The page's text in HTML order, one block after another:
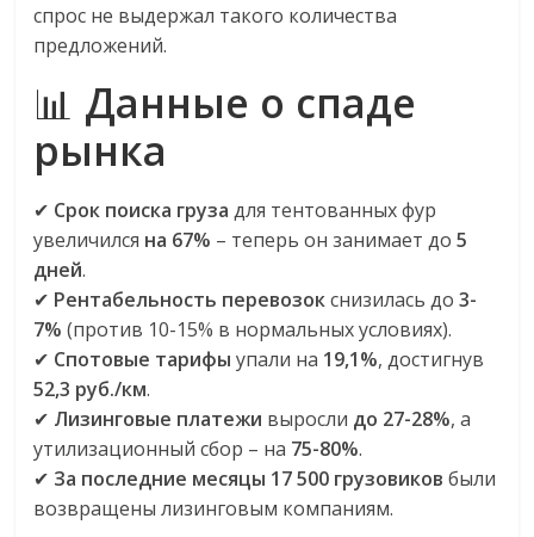
спрос не выдержал такого количества
предложений.
📊 Данные о спаде
рынка
✔ Срок поиска груза для тентованных фур
увеличился на 67% – теперь он занимает до5
дней.
✔ Рентабельность перевозокснизилась до3-
7% (против 10-15% в нормальных условиях).
✔ Спотовые тарифы упали на 19,1%, достигнув
52,3 руб./км.
✔ Лизинговые платежи выросли до 27-28%, а
утилизационный сбор – на 75-80%.
✔ За последние месяцы 17 500 грузовиков были
возвращены лизинговым компаниям.